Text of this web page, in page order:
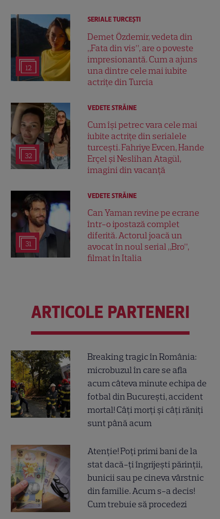
12
SERIALE TURCEŞTI
Demet Özdemir, vedeta din
„Fata din vis”, are o poveste
impresionantă. Cum a ajuns
una dintre cele mai iubite
actrițe din Turcia
32
VEDETE STRĂINE
Cum își petrec vara cele mai
iubite actrițe din serialele
turcești. Fahriye Evcen, Hande
Erçel și Neslihan Atagül,
imagini din vacanță
31
VEDETE STRĂINE
Can Yaman revine pe ecrane
într-o ipostază complet
diferită. Actorul joacă un
avocat în noul serial „Bro”,
filmat în Italia
ARTICOLE PARTENERI
Breaking tragic în România:
microbuzul în care se afla
acum câteva minute echipa de
fotbal din București, accident
mortal! Câți morți și câți răniți
sunt până acum
Atenție! Poți primi bani de la
stat dacă-ți îngrijești părinții,
bunicii sau pe cineva vârstnic
din familie. Acum s-a decis!
Cum trebuie să procedezi